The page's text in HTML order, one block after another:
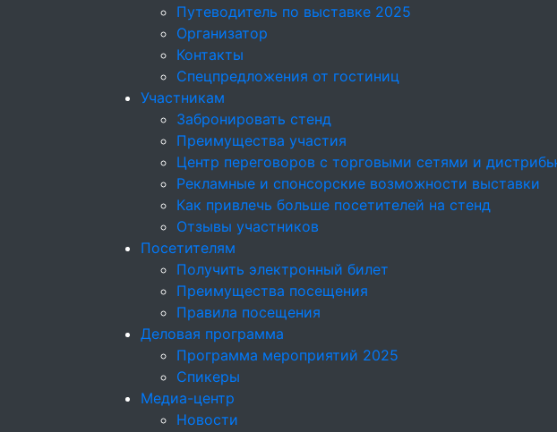
Путеводитель по выставке 2025
Организатор
Контакты
Спецпредложения от гостиниц
Участникам
Забронировать стенд
Преимущества участия
Центр переговоров с торговыми сетями и
Рекламные и спонсорские возможности выставки
Как привлечь больше посетителей на стенд
Отзывы участников
Посетителям
Получить электронный билет
Преимущества посещения
Правила посещения
Деловая программа
Программа мероприятий 2025
Спикеры
Медиа-центр
Новости